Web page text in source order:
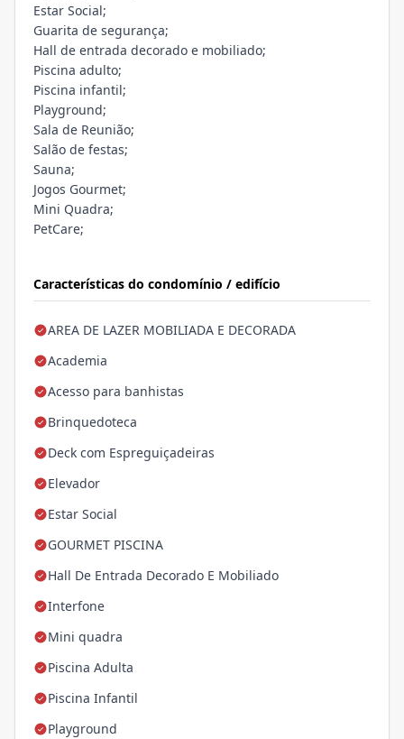
Características do condomínio / edifício
AREA DE LAZER MOBILIADA E DECORADA
Academia
Acesso para banhistas
Brinquedoteca
Deck com Espreguiçadeiras
Elevador
Estar Social
GOURMET PISCINA
Hall De Entrada Decorado E Mobiliado
Interfone
Mini quadra
Piscina Adulta
Piscina Infantil
Playground
Estar Social;
Guarita de segurança;
Hall de entrada decorado e mobiliado;
Piscina adulto;
Piscina infantil;
Playground;
Sala de Reunião;
Salão de festas;
Sauna;
Jogos Gourmet;
Mini Quadra;
PetCare;